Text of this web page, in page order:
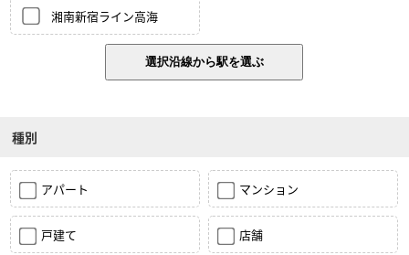
湘南新宿ライン高海
種別
アパート マンション
戸建て 店舗